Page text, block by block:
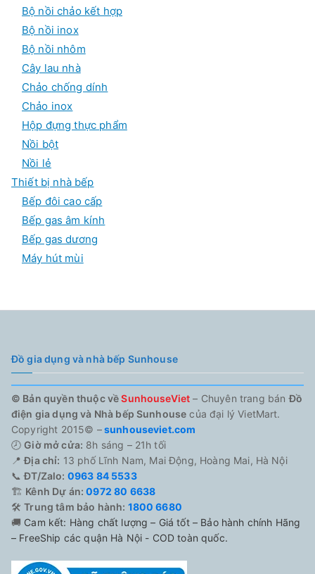
Bộ nồi chảo kết hợp
Bộ nồi inox
Bộ nồi nhôm
Cây lau nhà
Chảo chống dính
Chảo inox
Hộp đựng thực phẩm
Nồi bột
Nồi lẻ
Thiết bị nhà bếp
Bếp đôi cao cấp
Bếp gas âm kính
Bếp gas dương
Máy hút mùi
Đồ gia dụng và nhà bếp Sunhouse
© Bản quyền thuộc vềSunhouseViet – Chuyên trang bánĐồ
điện gia dụng và Nhà bếp Sunhouse của đại lý VietMart.
Copyright 2015© –sunhouseviet.com
🕗Giờ mở cửa: 8h sáng – 21h tối
📍Địa chỉ: 13 phố Lĩnh Nam, Mai Động, Hoàng Mai, Hà Nội
📞ĐT/Zalo: 0963 84 5533
🏗️ Kênh Dự án: 0972 80 6638
🛠️Trung tâm bảo hành: 1800 6680
🚚 Cam kết: Hàng chất lượng – Giá tốt – Bảo hành chính Hãng
– FreeShip các quận Hà Nội - COD toàn quốc.